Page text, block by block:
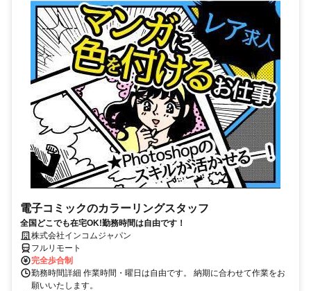
電子コミックのカラーリングスタッフ
全国どこでも在宅OK!勤務時間は自由です！
株式会社インコムジャパン
フルリモート
完全歩合制
勤務時間詳細 作業時間・曜日は自由です。 納期に合わせて作業をお
願いいたします。